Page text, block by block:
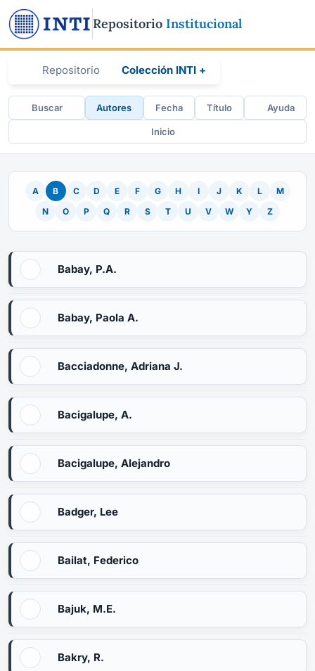
Repositorio Institucional
Repositorio Colección INTI +
Buscar Autores Fecha Título Ayuda
Inicio
A B C D E F G H I J K L
M
N
O P Q R S T U V W Y Z
Babay, P.A.
Babay, Paola A.
Bacciadonne, Adriana J.
Bacigalupe, A.
Bacigalupe, Alejandro
Badger, Lee
Bailat, Federico
Bajuk, M.E.
Bakry, R.